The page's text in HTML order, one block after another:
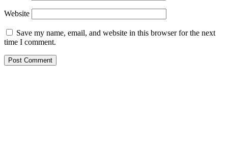
Website
Save my name, email, and website in this browser for the next
time I comment.